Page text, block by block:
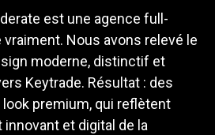
est une agence full-
Nous avons relevé le
moderne, distinctif et
Keytrade. Résultat : des
premium, qui reflètent
innovant et digital de la